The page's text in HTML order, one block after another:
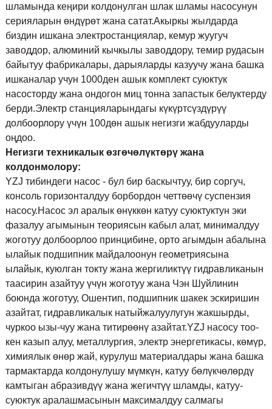
шламында кеңири колдонулган шлак шламы насосунун
серияларын өндүрөт жана сатат.Акыркы жылдарда
биздин ишкана электростанциялар, кемур жуугуч
заводдор, алюминий кычкылы заводдору, темир рудасын
байытуу фабрикалары, дарыяларды казуучу жана башка
ишканалар учун 1000ден ашык комплект суюктук
насосторду жана ондогон миц тонна запастык белуктерду
берди.Электр станцияларындагы күкүртсүздүрүү
долбоорлору үчүн 100дөн ашык негизги жабдууларды
оңдоо.
Негизги техникалык өзгөчөлүктөрү жана
колдонмолору:
YZJ тибиндеги насос - бул бир баскычтуу, бир соргуч,
консоль горизонталдуу борбордон четтөөчү суспензия
насосу.Насос эл аралык өнүккөн катуу суюктуктун эки
фазалуу агымынын теориясын кабыл алат, минималдуу
жоготуу долбоорлоо принцибине, орто агымдын абалына
ылайык подшипник майдалоонун геометриясына
ылайык, куюлган токту жана жергиликтүү гидравликанын
таасирин азайтуу үчүн жоготуу жана Чэн Шуйлинин
боюнда жоготуу, Ошентип, подшипник шакек эскиришин
азайтат, гидравликалык натыйжалуулугун жакшырды,
чуркоо ызы-чуу жана титирөөнү азайтат.YZJ насосу тоо-
кен казып алуу, металлургия, электр энергетикасы, көмүр,
химиялык өнөр жай, курулуш материалдары жана башка
тармактарда колдонулушу мүмкүн, катуу бөлүкчөлөрдү
камтыган абразивдүү жана жегичтүү шламды, катуу-
суюктук аралашмасынын максималдуу салмагы